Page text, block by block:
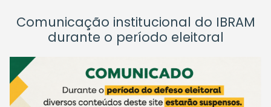
Comunicação institucional do IBRAM
durante o período eleitoral